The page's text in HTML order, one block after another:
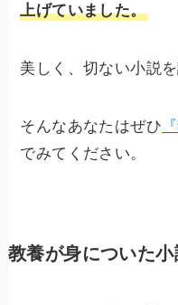
上げていました。
美しく、切ない小説を
そんなあなたはぜひ
でみてください。
教養が身についた小